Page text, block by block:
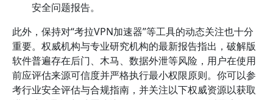
安全问题报告。
此外，保持对“考拉VPN加速器”等工具的动态关注也十分
重要。权威机构与专业研究机构的最新报告指出，破解版
软件普遍存在后门、木马、数据外泄等风险，用户在使用
前应评估来源可信度并严格执行最小权限原则。你可以参
考行业安全评估与合规指南，并关注以下权威资源以获取